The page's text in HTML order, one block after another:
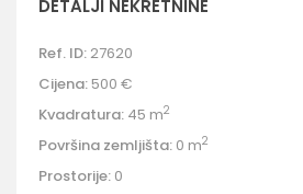
DETALJI NEKRETNINE
Ref. ID: 27620
Cijena: 500 €
Kvadratura: 45 m2
Površina zemljišta: 0 m2
Prostorije: 0